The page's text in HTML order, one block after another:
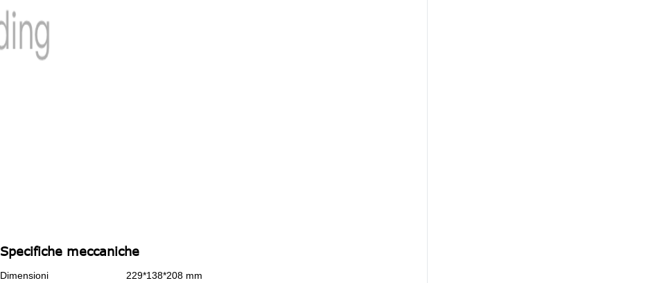
Specifiche meccaniche
Dimensioni 229*138*208 mm